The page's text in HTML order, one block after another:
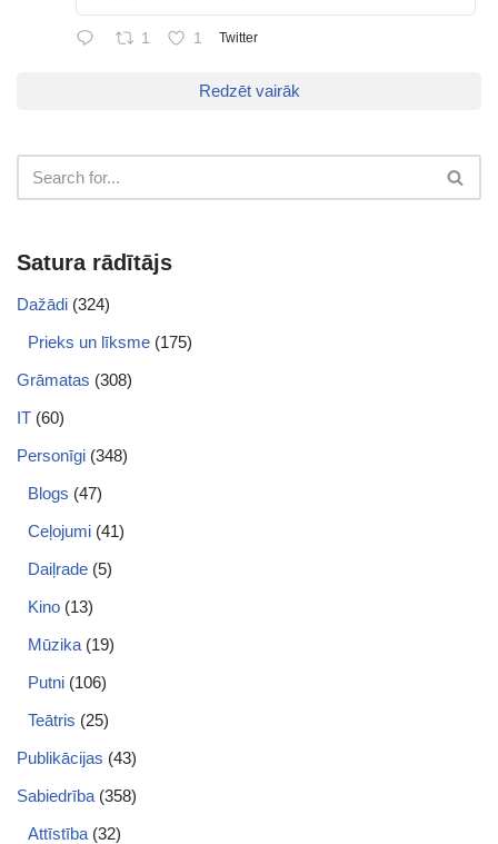
1 1 Twitter
Redzēt vairāk
Satura rādītājs
Dažādi (324)
Prieks un līksme (175)
Grāmatas (308)
IT (60)
Personīgi (348)
Blogs (47)
Ceļojumi (41)
Daiļrade (5)
Kino (13)
Mūzika (19)
Putni (106)
Teātris (25)
Publikācijas (43)
Sabiedrība (358)
Attīstība (32)